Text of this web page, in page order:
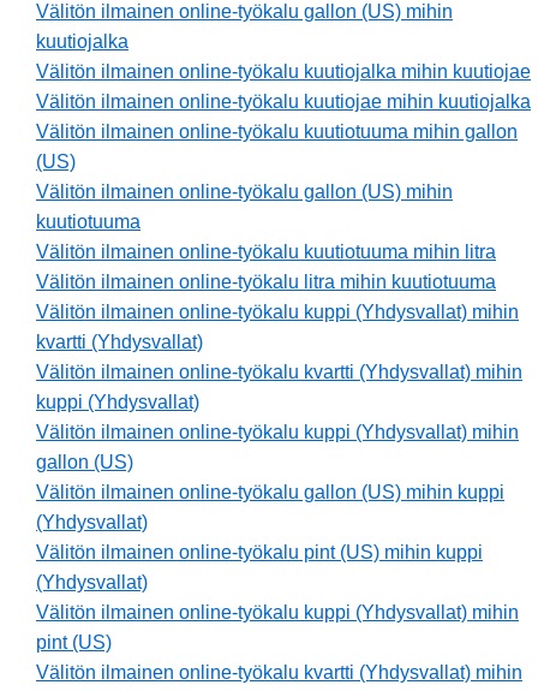
Välitön ilmainen online-työkalu gallon (US) mihin
kuutiojalka
Välitön ilmainen online-työkalu kuutiojalka mihin kuutiojae
Välitön ilmainen online-työkalu kuutiojae mihin kuutiojalka
Välitön ilmainen online-työkalu kuutiotuuma mihin gallon
(US)
Välitön ilmainen online-työkalu gallon (US) mihin
kuutiotuuma
Välitön ilmainen online-työkalu kuutiotuuma mihin litra
Välitön ilmainen online-työkalu litra mihin kuutiotuuma
Välitön ilmainen online-työkalu kuppi (Yhdysvallat) mihin
kvartti (Yhdysvallat)
Välitön ilmainen online-työkalu kvartti (Yhdysvallat) mihin
kuppi (Yhdysvallat)
Välitön ilmainen online-työkalu kuppi (Yhdysvallat) mihin
gallon (US)
Välitön ilmainen online-työkalu gallon (US) mihin kuppi
(Yhdysvallat)
Välitön ilmainen online-työkalu pint (US) mihin kuppi
(Yhdysvallat)
Välitön ilmainen online-työkalu kuppi (Yhdysvallat) mihin
pint (US)
Välitön ilmainen online-työkalu kvartti (Yhdysvallat) mihin